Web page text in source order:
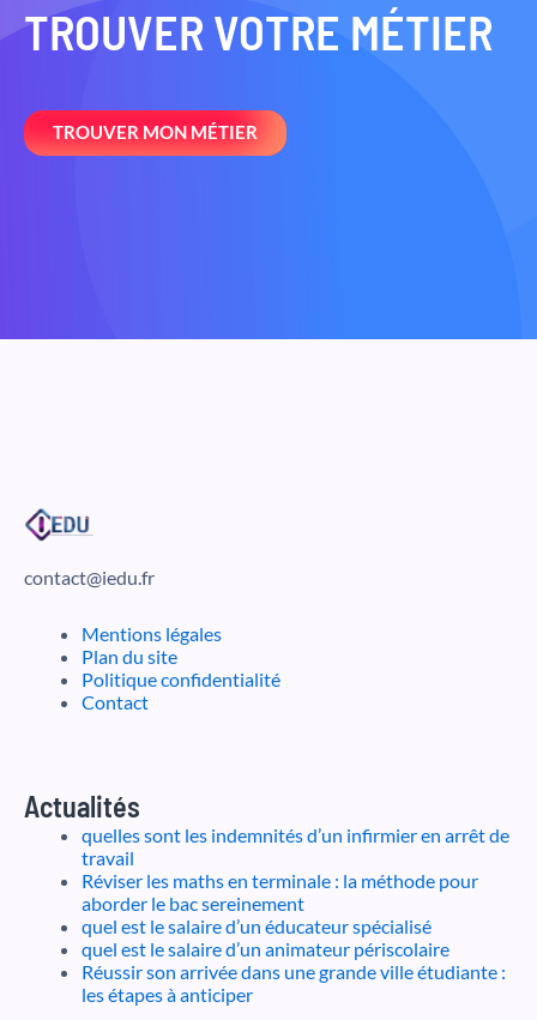
TROUVER VOTRE MÉTIER
TROUVER MON MÉTIER
contact@iedu.fr
Mentions légales
Plan du site
Politique confidentialité
Contact
Actualités
quelles sont les indemnités d’un infirmier en arrêt de
travail
Réviser les maths en terminale : la méthode pour
aborder le bac sereinement
quel est le salaire d’un éducateur spécialisé
quel est le salaire d’un animateur périscolaire
Réussir son arrivée dans une grande ville étudiante :
les étapes à anticiper